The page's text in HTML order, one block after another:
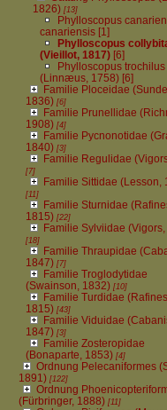
1826)[13]
Phylloscopus
canariensis[1]
Phylloscopus
(Vieillot, 1817)[6]
Phylloscopus trochilus
(Linnæus, 1758)[6]
Familie Ploceidae
1836)[6]
Familie Prunellidae
1908)[4]
Familie Pycnonotidae
1840)[3]
Familie Regulidae
[7]
Familie Sittidae (Lesson,
[11]
Familie Sturnidae
1815)[22]
Familie Sylviidae
[18]
Familie Thraupidae
1847)[7]
Familie Troglodytidae
(Swainson, 1832)[10]
Familie Turdidae
1815)[43]
Familie Viduidae
1847)[3]
Familie Zosteropidae
(Bonaparte, 1853)[4]
Ordnung Pelecaniformes
1891)[122]
Ordnung
(Fürbringer, 1888)[11]